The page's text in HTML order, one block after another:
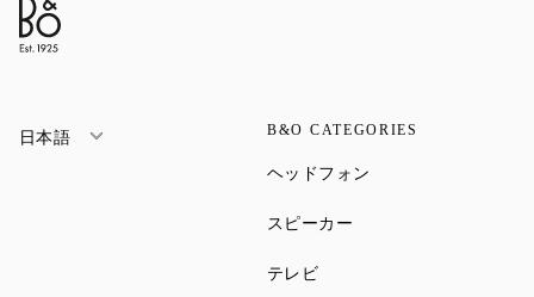
日本語 B&O CATEGORIES
ヘッドフォン
スピーカー
テレビLink Opens in New Tab